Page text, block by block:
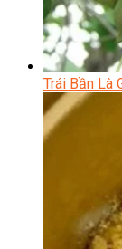
Trái Bần Là